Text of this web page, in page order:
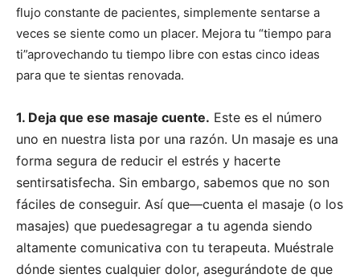
flujo constante de pacientes, simplemente sentarse a
veces se siente como un placer. Mejora tu “tiempo para
ti”aprovechando tu tiempo libre con estas cinco ideas
para que te sientas renovada.
1. Deja que ese masaje cuente. Este es el número
uno en nuestra lista por una razón. Un masaje es una
forma segura de reducir el estrés y hacerte
sentirsatisfecha. Sin embargo, sabemos que no son
fáciles de conseguir. Así que—cuenta el masaje (o los
masajes) que puedesagregar a tu agenda siendo
altamente comunicativa con tu terapeuta. Muéstrale
dónde sientes cualquier dolor, asegurándote de que